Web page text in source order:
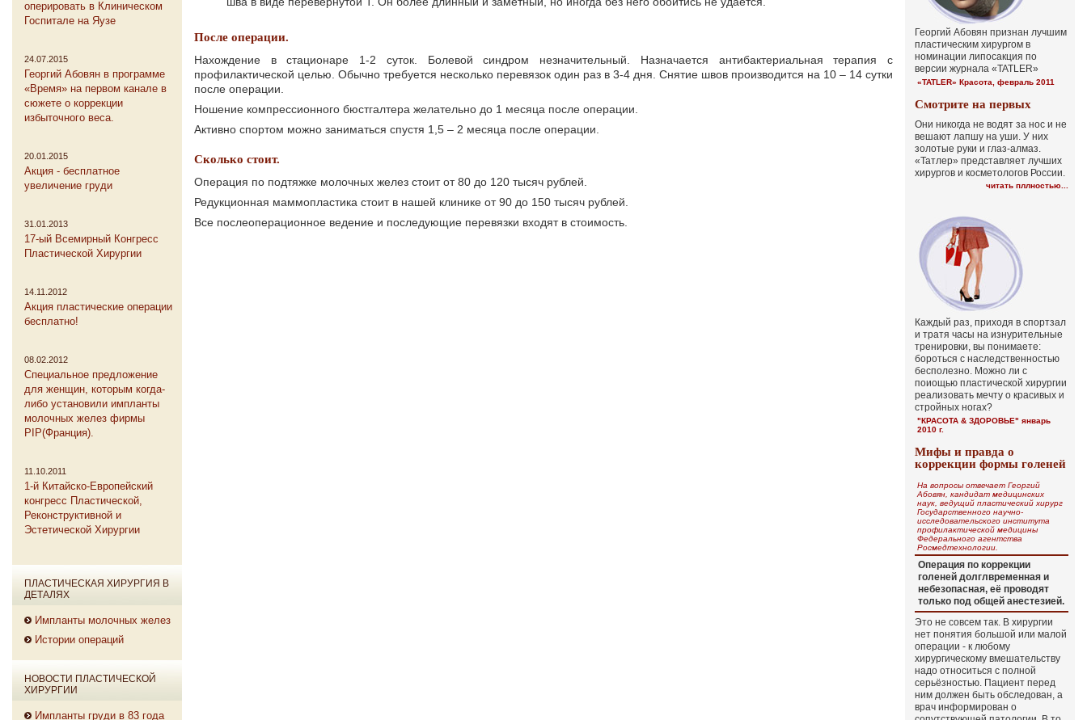
оперировать в Клиническом
Госпитале на Яузе
24.07.2015
Георгий Абовян в программе
«Время» на первом канале в
сюжете о коррекции
избыточного веса.
20.01.2015
Акция - бесплатное
увеличение груди
31.01.2013
17-ый Всемирный Конгресс
Пластической Хирургии
14.11.2012
Акция пластические операции
бесплатно!
08.02.2012
Специальное предложение
для женщин, которым когда-
либо установили импланты
молочных желез фирмы
PIP(Франция).
11.10.2011
1-й Китайско-Европейский
конгресс Пластической,
Реконструктивной и
Эстетической Хирургии
ПЛАСТИЧЕСКАЯ ХИРУРГИЯ В
ДЕТАЛЯХ
Импланты молочных желез
Истории операций
НОВОСТИ ПЛАСТИЧЕСКОЙ
ХИРУРГИИ
Импланты груди в 83 года
После операции.
Нахождение в стационаре 1-2 суток. Болевой синдром незначительный. Назначается антибактериальная терапия с
профилактической целью. Обычно требуется несколько перевязок один раз в 3-4 дня. Снятие швов производится на 10 – 14 сутки
после операции.
Ношение компрессионного бюстгалтера желательно до 1 месяца после операции.
Активно спортом можно заниматься спустя 1,5 – 2 месяца после операции.
Сколько стоит.
Операция по подтяжке молочных желез стоит от 80 до 120 тысяч рублей.
Редукционная маммопластика стоит в нашей клинике от 90 до 150 тысяч рублей.
Все послеоперационное ведение и последующие перевязки входят в стоимость.
Георгий Абовян признан лучшим
пластическим хирургом в
номинации липосакция по
версии журнала «TATLER»
«TATLER» Красота, февраль 2011
Смотрите на первых
Они никогда не водят за нос и не
вешают лапшу на уши. У них
золотые руки и глаз-алмаз.
«Татлер» представляет лучших
хирургов и косметологов России.
читать пллностью...
Каждый раз, приходя в спортзал
и тратя часы на изнурительные
тренировки, вы понимаете:
бороться с наследственностью
бесполезно. Можно ли с
поиощью пластической хирургии
реализовать мечту о красивых и
стройных ногах?
"КРАСОТА & ЗДОРОВЬЕ" январь
2010 г.
Мифы и правда о
коррекции формы голеней
На вопросы отвечает Георгий
Абовян, кандидат медицинских
наук, ведущий пластический хирург
Государственного научно-
исследовательского института
профилактической медицины
Федерального агентства
Росмедтехнологии.
Операция по коррекции
голеней долглвременная и
небезопасная, её проводят
только под общей анестезией.
Это не совсем так. В хирургии
нет понятия большой или малой
операции - к любому
хирургическому вмешательству
надо относиться с полной
серьёзностью. Пациент перед
ним должен быть обследован, а
врач информирован о